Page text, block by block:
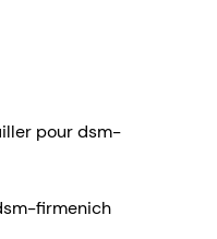
pour dsm-
firmenich